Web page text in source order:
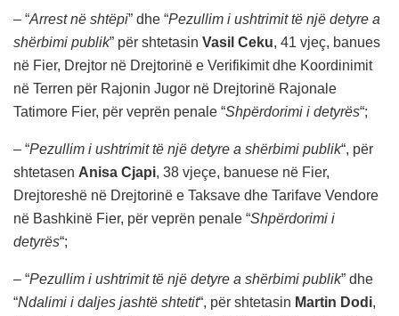
– “Arrest në shtëpi” dhe “Pezullim i ushtrimit të një detyre a
shërbimi publik” për shtetasin Vasil Ceku, 41 vjeç, banues
në Fier, Drejtor në Drejtorinë e Verifikimit dhe Koordinimit
në Terren për Rajonin Jugor në Drejtorinë Rajonale
Tatimore Fier, për veprën penale “Shpërdorimi i detyrës“;
– “Pezullim i ushtrimit të një detyre a shërbimi publik“, për
shtetasen Anisa Cjapi, 38 vjeçe, banuese në Fier,
Drejtoreshë në Drejtorinë e Taksave dhe Tarifave Vendore
në Bashkinë Fier, për veprën penale “Shpërdorimi i
detyrës“;
– “Pezullim i ushtrimit të një detyre a shërbimi publik” dhe
“Ndalimi i daljes jashtë shtetit“, për shtetasin Martin Dodi,